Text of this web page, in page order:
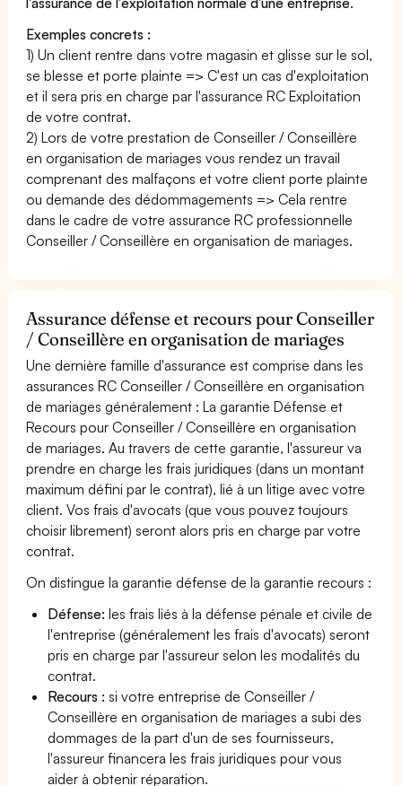
Exemples concrets :
1) Un client rentre dans votre magasin et glisse sur le sol,
se blesse et porte plainte => C'est un cas d'exploitation
et il sera pris en charge par l'assurance RC Exploitation
de votre contrat.
2) Lors de votre prestation de Conseiller / Conseillère
en organisation de mariages vous rendez un travail
comprenant des malfaçons et votre client porte plainte
ou demande des dédommagements => Cela rentre
dans le cadre de votre assurance RC professionnelle
Conseiller / Conseillère en organisation de mariages.
Assurance défense et recours pour Conseiller
/ Conseillère en organisation de mariages
Une dernière famille d'assurance est comprise dans les
assurances RC Conseiller / Conseillère en organisation
de mariages généralement : La garantie Défense et
Recours pour Conseiller / Conseillère en organisation
de mariages. Au travers de cette garantie, l'assureur va
prendre en charge les frais juridiques (dans un montant
maximum défini par le contrat), lié à un litige avec votre
client. Vos frais d'avocats (que vous pouvez toujours
choisir librement) seront alors pris en charge par votre
contrat.
On distingue la garantie défense de la garantie recours :
Défense: les frais liés à la défense pénale et civile de
l'entreprise (généralement les frais d'avocats) seront
pris en charge par l'assureur selon les modalités du
contrat.
Recours : si votre entreprise de Conseiller /
Conseillère en organisation de mariages a subi des
dommages de la part d'un de ses fournisseurs,
l'assureur financera les frais juridiques pour vous
aider à obtenir réparation.